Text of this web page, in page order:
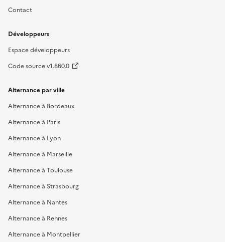
Contact
Développeurs
Espace développeurs
Code source v1.860.0
Alternance par ville
Alternance à Bordeaux
Alternance à Paris
Alternance à Lyon
Alternance à Marseille
Alternance à Toulouse
Alternance à Strasbourg
Alternance à Nantes
Alternance à Rennes
Alternance à Montpellier